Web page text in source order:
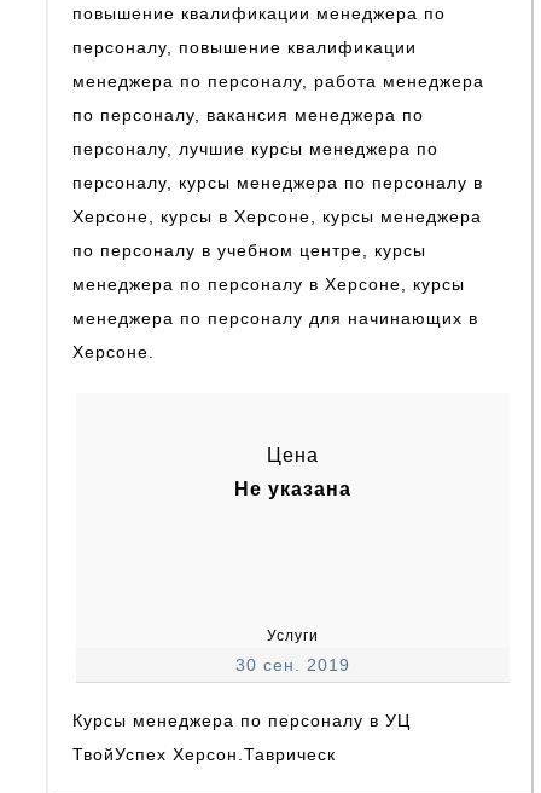
повышение квалификации менеджера по
персоналу, повышение квалификации
менеджера по персоналу, работа менеджера
по персоналу, вакансия менеджера по
персоналу, лучшие курсы менеджера по
персоналу, курсы менеджера по персоналу в
Херсоне, курсы в Херсоне, курсы менеджера
по персоналу в учебном центре, курсы
менеджера по персоналу в Херсоне, курсы
менеджера по персоналу для начинающих в
Херсоне.
Цена
Не указана
30 сен. 2019
Услуги
Курсы менеджера по персоналу в УЦ
ТвойУспех Херсон.Таврическ